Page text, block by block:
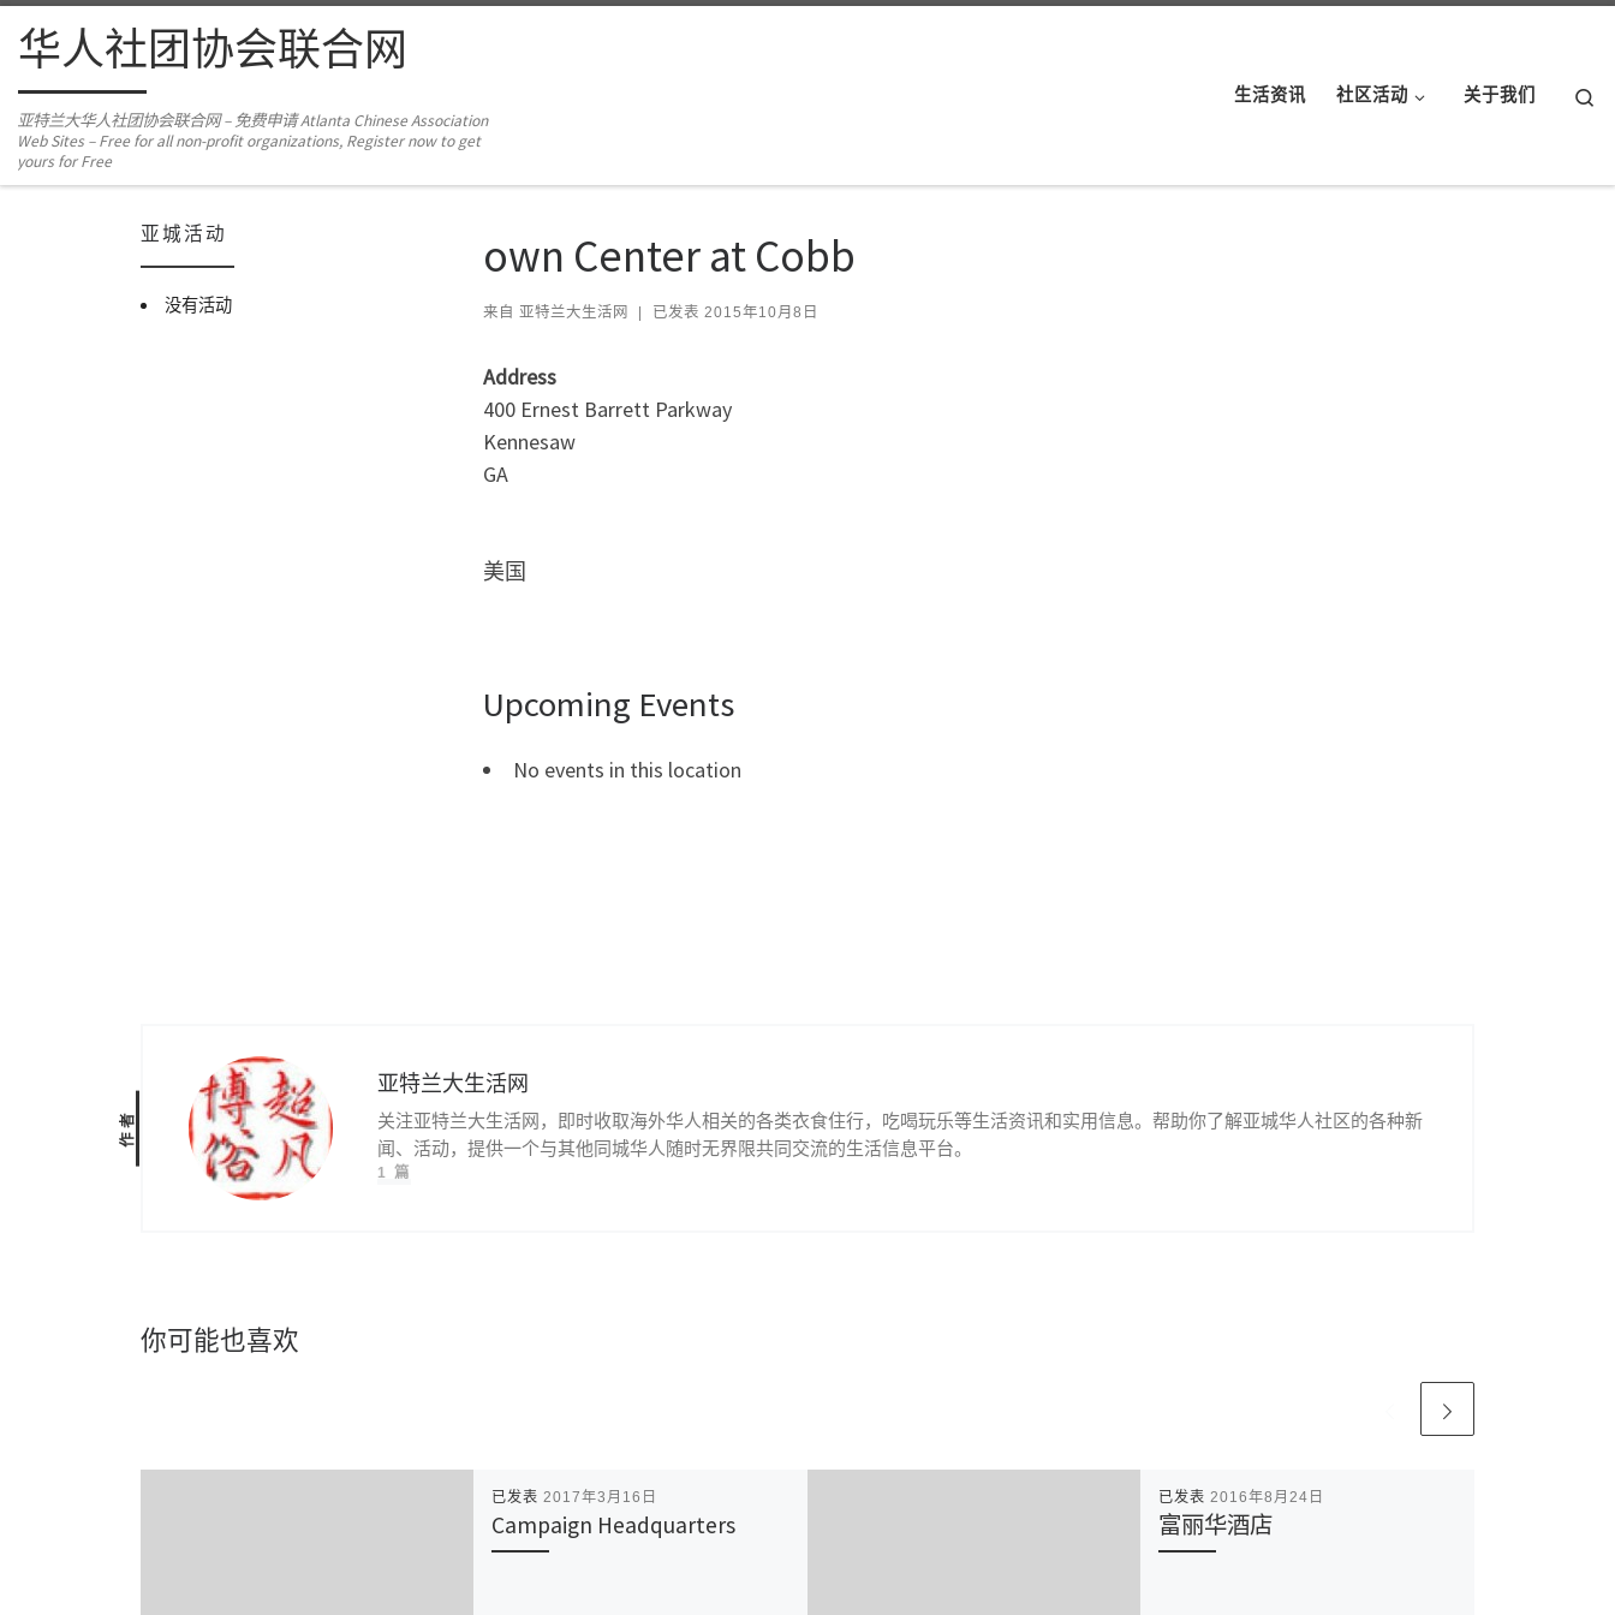
Skip to content
华人社团协会联合网
亚特兰大华人社团协会联合网 – 免费申请 Atlanta Chinese Association
Web Sites – Free for all non-profit organizations, Register now to get
yours for Free
生活资讯 社区活动 关于我们
own Center at Cobb
来自 亚特兰大生活网 已发表 2015年10月8日
Address
400 Ernest Barrett Parkway
Kennesaw
GA
美国
Upcoming Events
No events in this location
作者
亚特兰大生活网
关注亚特兰大生活网，即时收取海外华人相关的各类衣食住行，吃喝玩乐等生活资讯和实用信息。帮助你了解亚城华人社区的各种新
闻、活动，提供一个与其他同城华人随时无界限共同交流的生活信息平台。
1 篇
你可能也喜欢
已发表 2017年3月16日
Campaign Headquarters
已发表 2016年8月24日
富丽华酒店
亚城活动
没有活动